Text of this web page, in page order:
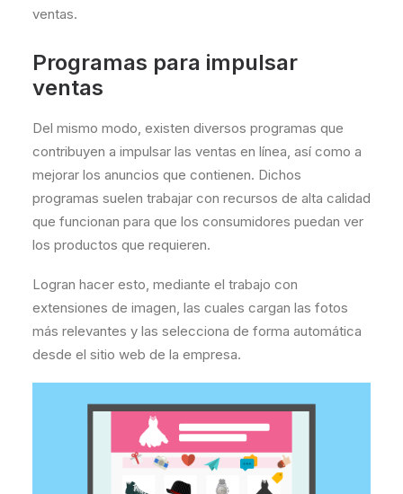
ventas.
Programas para impulsar
ventas
Del mismo modo, existen diversos programas que
contribuyen a impulsar las ventas en línea, así como a
mejorar los anuncios que contienen. Dichos
programas suelen trabajar con recursos de alta calidad
que funcionan para que los consumidores puedan ver
los productos que requieren.
Logran hacer esto, mediante el trabajo con
extensiones de imagen, las cuales cargan las fotos
más relevantes y las selecciona de forma automática
desde el sitio web de la empresa.